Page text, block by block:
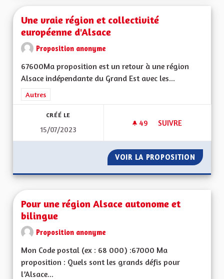
Une vraie région et collectivité
européenne d'Alsace
Proposition anonyme
67600Ma proposition est un retour à une région
Alsace indépendante du Grand Est avec les...
Filtrer les résultats de la catégorie : Autres
Autres
CRÉÉ LE
15/07/2023
49 49 ABONNÉS
SUIVRE
VOIR LA PROPOSITION UNE
Pour une région Alsace autonome et
bilingue
Proposition anonyme
Mon Code postal (ex : 68 000) :67000 Ma
proposition : Quels sont les grands défis pour
l’Alsace...